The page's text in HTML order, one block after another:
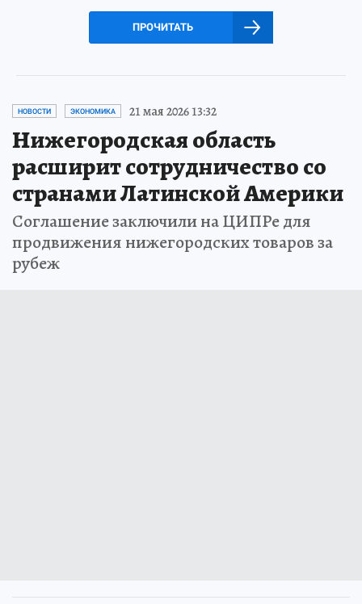
ПРОЧИТАТЬ
НОВОСТИ ЭКОНОМИКА 21 мая 2026 13:32
Нижегородская область
расширит сотрудничество со
странами Латинской Америки
Соглашение заключили на ЦИПРе для
продвижения нижегородских товаров за
рубеж